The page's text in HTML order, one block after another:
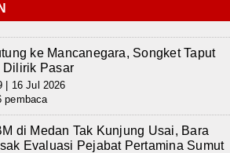
ke Mancanegara, Songket Taput
Dilirik Pasar
| 16 Jul 2026
pembaca
di Medan Tak Kunjung Usai, Bara
Evaluasi Pejabat Pertamina Sumut